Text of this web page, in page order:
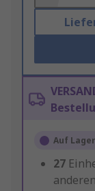
Auf Lager
27